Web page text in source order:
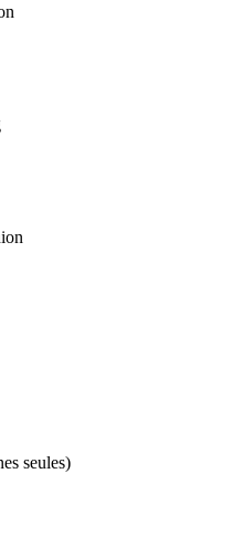
seules)